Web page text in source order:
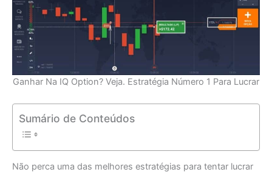
Ganhar Na IQ Option? Veja. Estratégia Número 1 Para Lucrar
Sumário de Conteúdos
Não perca uma das melhores estratégias para tentar lucrar